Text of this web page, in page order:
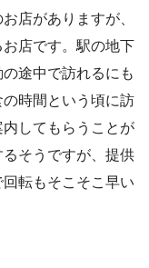
店がありますが、
店です。駅の地下
途中で訪れるにも
時間という頃に訪
してもらうことが
そうですが、提供
転もそこそこ早い